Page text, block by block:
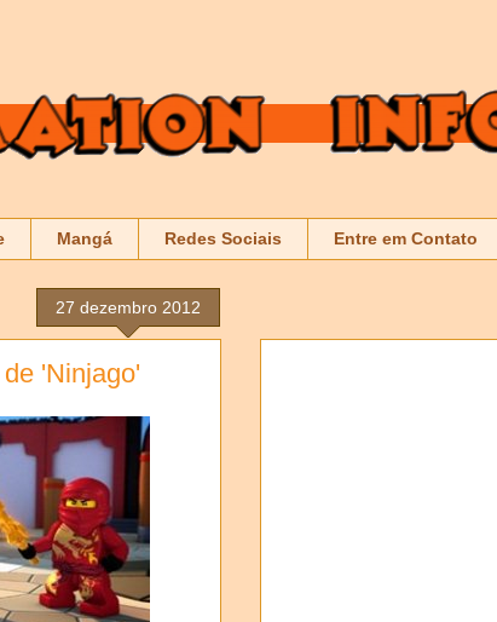
Mangá Redes Sociais Entre em Contato
27 dezembro 2012
'Ninjago'